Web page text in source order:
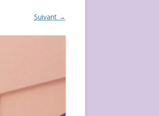
Suivant →